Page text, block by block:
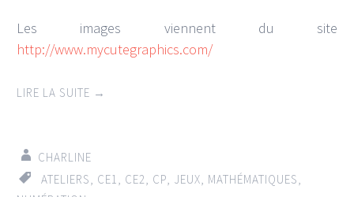
Les images viennent du site
http://www.mycutegraphics.com/
LIRE LA SUITE →
CHARLINE
ATELIERS, CE1, CE2, CP, JEUX, MATHÉMATIQUES,